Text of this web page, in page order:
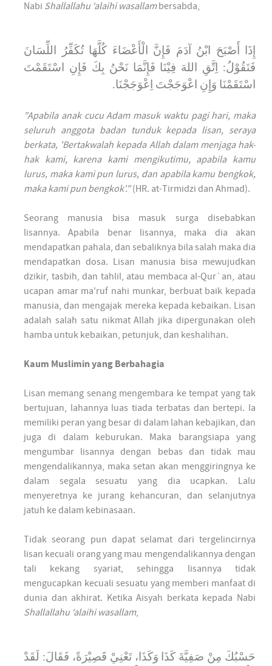
Nabi Shallallahu ‘alaihi wasallambersabda,
إِذَا أَصْبَحَ ابْنُ آدَمَ فَإِنَّ الْأَعْضَاءَ كُلَّهَا تُكَفِّرُ اللِّسَانَ
فَتَقُوْلُ: اِتَّقِ اللهَ فِيْنَا فَإِنَّمَا نَحْنُ بِكَ فَإِنِ اسْتَقَمْتَ
اسْتَقَمْنَا وَإِنِ اعْوَجَجْتَ اِعْوَجَجْنَا.
"Apabila anak cucu Adam masuk waktu pagi hari, maka
seluruh anggota badan tunduk kepada lisan, seraya
berkata, 'Bertakwalah kepada Allah dalam menjaga hak-
hak kami, karena kami mengikutimu, apabila kamu
lurus, maka kami pun lurus, dan apabila kamu bengkok,
maka kami pun bengkok'."(HR. at-Tirmidzi dan Ahmad).
Seorang manusia bisa masuk surga disebabkan
lisannya. Apabila benar lisannya, maka dia akan
mendapatkan pahala, dan sebaliknya bila salah maka dia
mendapatkan dosa. Lisan manusia bisa mewujudkan
dzikir, tasbih, dan tahlil, atau membaca al-Qur`an, atau
ucapan amar ma'ruf nahi munkar, berbuat baik kepada
manusia, dan mengajak mereka kepada kebaikan. Lisan
adalah salah satu nikmat Allah jika dipergunakan oleh
hamba untuk kebaikan, petunjuk, dan keshalihan.
Kaum Muslimin yang Berbahagia
Lisan memang senang mengembara ke tempat yang tak
bertujuan, lahannya luas tiada terbatas dan bertepi. Ia
memiliki peran yang besar di dalam lahan kebajikan, dan
juga di dalam keburukan. Maka barangsiapa yang
mengumbar lisannya dengan bebas dan tidak mau
mengendalikannya, maka setan akan menggiringnya ke
dalam segala sesuatu yang dia ucapkan. Lalu
menyeretnya ke jurang kehancuran, dan selanjutnya
jatuh ke dalam kebinasaan.
Tidak seorang pun dapat selamat dari tergelincirnya
lisan kecuali orang yang mau mengendalikannya dengan
tali kekang syariat, sehingga lisannya tidak
mengucapkan kecuali sesuatu yang memberi manfaat di
dunia dan akhirat. Ketika Aisyah berkata kepada Nabi
Shallallahu ‘alaihi wasallam,
حَسْبُكَ مِنْ صَفِيَّةَ كَذَا وَكَذَا، تَعْنِيْ قَصِيْرَةً، فَقَالَ: لَقَدْ